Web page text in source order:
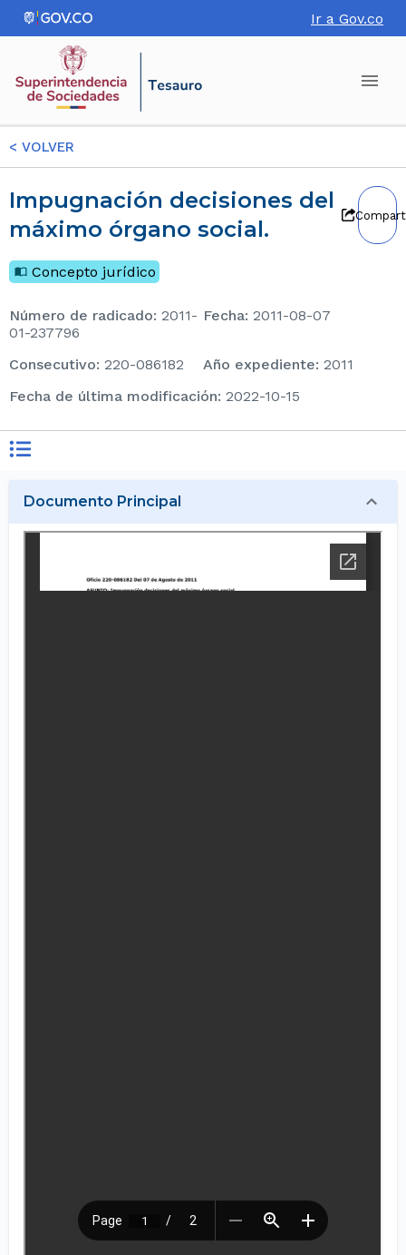
Ir a Gov.co
< VOLVER
Impugnación decisiones del
máximo órgano social.
Concepto jurídico
Número de radicado: 2011-
01-237796
Fecha: 2011-08-07
consecutivo: 220-086182 Año expediente: 2011
Fecha de última modificación: 2022-10-15
Documento Principal